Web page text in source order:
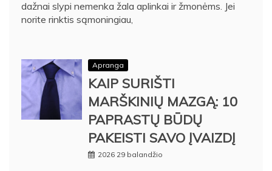
dažnai slypi nemenka žala aplinkai ir žmonėms. Jei
norite rinktis sąmoningiau,
Apranga
KAIP SURIŠTI
MARŠKINIŲ MAZGĄ: 10
PAPRASTŲ BŪDŲ
PAKEISTI SAVO ĮVAIZDĮ
2026 29 balandžio